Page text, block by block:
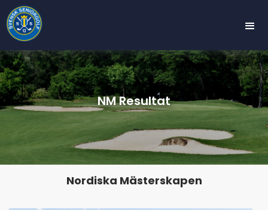
NM Resultat
Nordiska Mästerskapen